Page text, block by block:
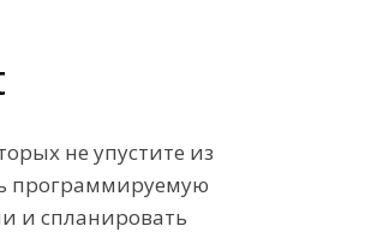
не упустите из
программируемую
и спланировать